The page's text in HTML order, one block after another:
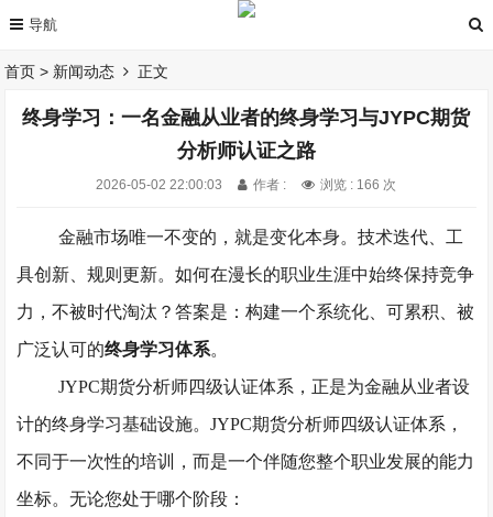
首页 > 新闻动态 正文
终身学习：一名金融从业者的终身学习与JYPC期货
分析师认证之路
2026-05-02 22:00:03 作者 : 浏览 : 166 次
金融市场唯一不变的，就是变化本身。技术迭代、工
具创新、规则更新。如何在漫长的职业生涯中始终保持竞争
力，不被时代淘汰？答案是：构建一个系统化、可累积、被
广泛认可的终身学习体系。
JYPC期货分析师四级认证体系 ，正是为金融从业者设
计的终身学习基础设施。JYPC期货分析师四级认证体系，
不同于一次性的培训，而是一个伴随您整个职业发展的能力
坐标。无论您处于哪个阶段：